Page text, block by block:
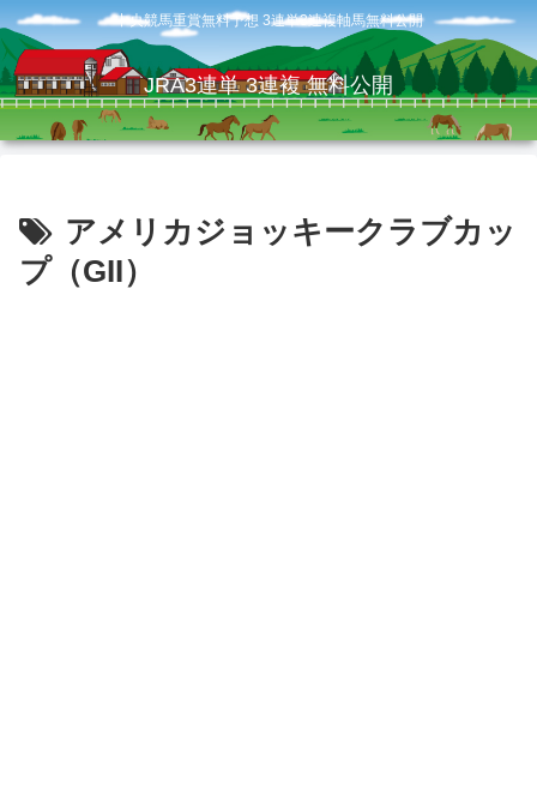
中央競馬重賞無料予想 3連単3連複軸馬無料公開
JRA3連単 3連複 無料公開
アメリカジョッキークラブカッ
プ（GII）